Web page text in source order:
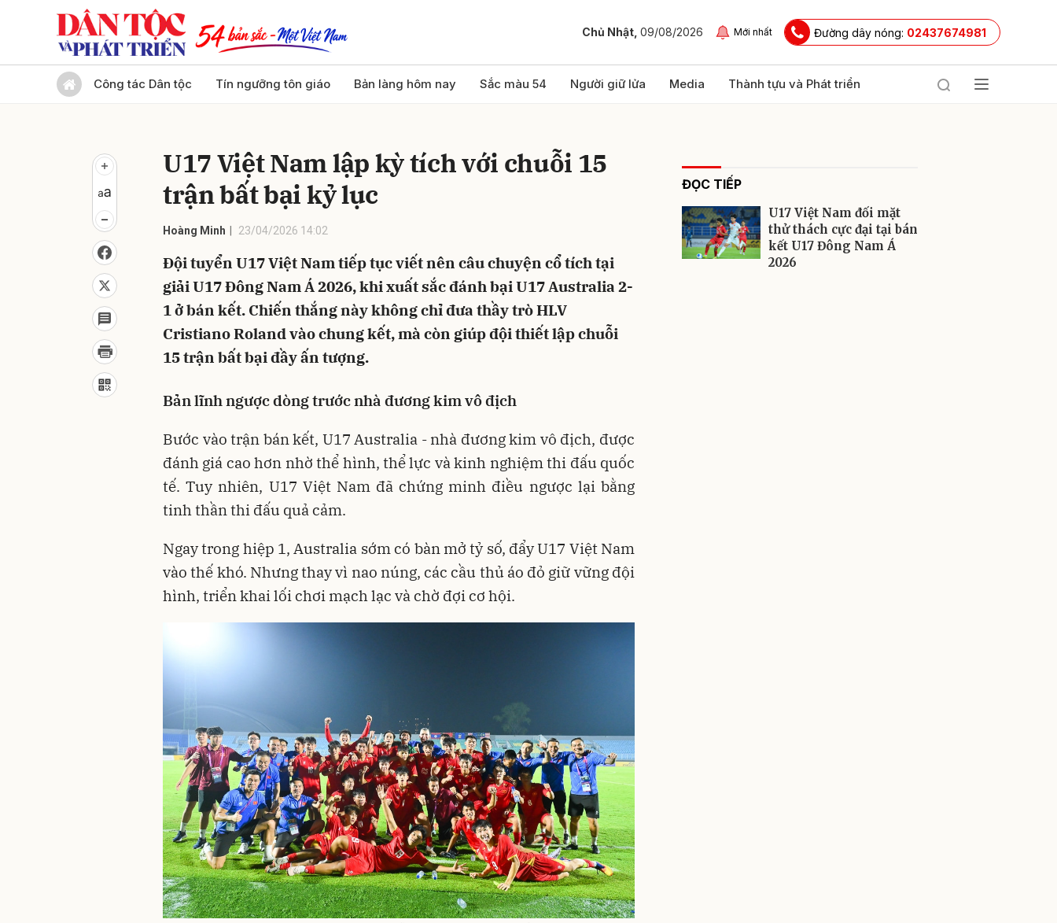
Chủ Nhật, 09/08/2026 Mới nhất Đường dây nóng: 02437674981
Công tác Dân tộc Tín ngưỡng tôn giáo Bản làng hôm nay Sắc màu 54 Người giữ lửa Media Thành tựu và Phát triển
U17 Việt Nam lập kỳ tích với chuỗi 15
trận bất bại kỷ lục
Hoàng Minh 23/04/2026 14:02
Đội tuyển U17 Việt Nam tiếp tục viết nên câu chuyện cổ tích tại
giải U17 Đông Nam Á 2026, khi xuất sắc đánh bại U17 Australia 2-
1 ở bán kết. Chiến thắng này không chỉ đưa thầy trò HLV
Cristiano Roland vào chung kết, mà còn giúp đội thiết lập chuỗi
15 trận bất bại đầy ấn tượng.
Bản lĩnh ngược dòng trước nhà đương kim vô địch
Bước vào trận bán kết, U17 Australia - nhà đương kim vô địch, được
đánh giá cao hơn nhờ thể hình, thể lực và kinh nghiệm thi đấu quốc
tế. Tuy nhiên, U17 Việt Nam đã chứng minh điều ngược lại bằng
tinh thần thi đấu quả cảm.
Ngay trong hiệp 1, Australia sớm có bàn mở tỷ số, đẩy U17 Việt Nam
vào thế khó. Nhưng thay vì nao núng, các cầu thủ áo đỏ giữ vững đội
hình, triển khai lối chơi mạch lạc và chờ đợi cơ hội.
ĐỌC TIẾP
U17 Việt Nam đối mặt
thử thách cực đại tại bán
kết U17 Đông Nam Á
2026
Gửi bình luận
Gửi